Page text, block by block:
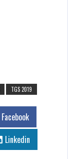
TGS 2019
Facebook
Linkedin